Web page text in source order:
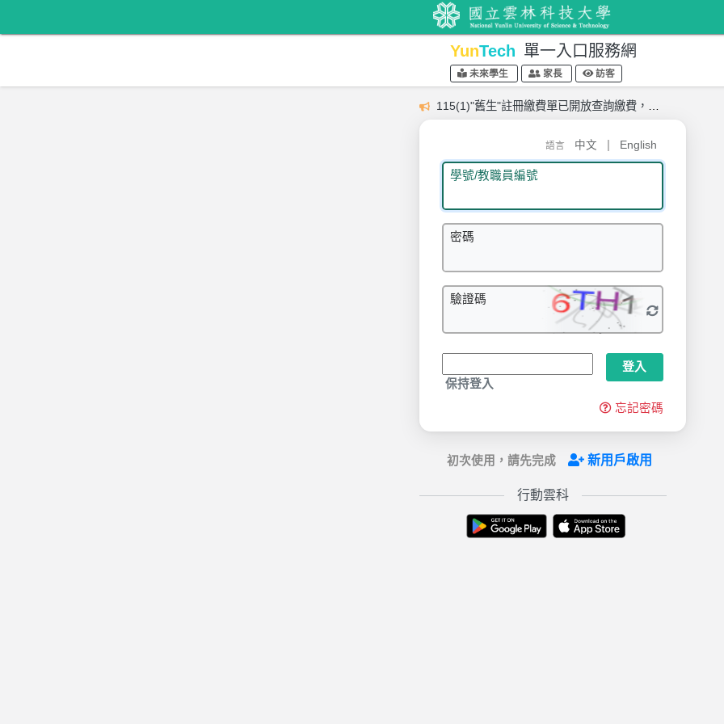
YunTech 單一入口服務網
未來學生 家長 訪客
115(1)"舊生"註冊繳費單已開放查詢繳費，請於9月7日前完成繳費
語言 中文 English
學號/教職員編號
密碼
驗證碼
保持登入
登入
忘記密碼
初次使用，請先完成 新用戶啟用
行動雲科